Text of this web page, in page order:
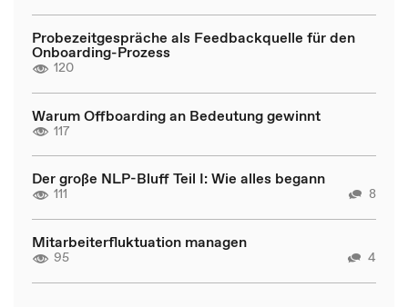
Probezeitgespräche als Feedbackquelle für den
Onboarding-Prozess
120
Warum Offboarding an Bedeutung gewinnt
117
Der große NLP-Bluff Teil I: Wie alles begann
111 8
Mitarbeiterfluktuation managen
95 4